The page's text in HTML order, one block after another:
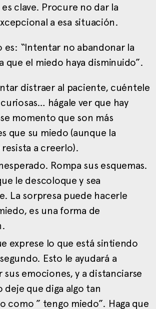
clave. Procure no dar la
a esa situación.
es: “Intentar no abandonar la
que el miedo haya disminuido”.
distraer al paciente, cuéntele
hágale ver que hay
momento que son más
que su miedo (aunque la
resista a creerlo).
Rompa sus esquemas.
le descoloque y sea
La sorpresa puede hacerle
es una forma de
exprese lo que está sintiendo
Esto le ayudará a
sus emociones, y a distanciarse
deje que diga algo tan
como ” tengo miedo”. Haga que